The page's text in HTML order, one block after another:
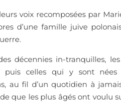
voix recomposées par
d’une famille juive
décennies in-tranquilles,
puis celles qui y sont
au fil d’un quotidien à
que les plus âgés ont voulu